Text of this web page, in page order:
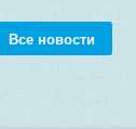
Все новости